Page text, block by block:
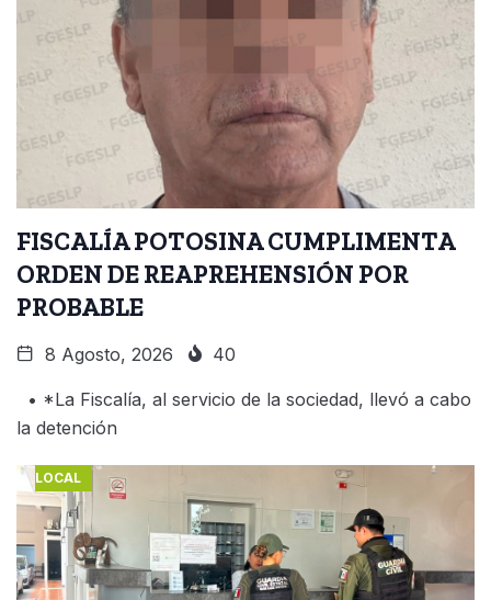
FISCALÍA POTOSINA CUMPLIMENTA
ORDEN DE REAPREHENSIÓN POR
PROBABLE
8 Agosto, 2026 40
• *La Fiscalía, al servicio de la sociedad, llevó a cabo
la detención
LOCAL